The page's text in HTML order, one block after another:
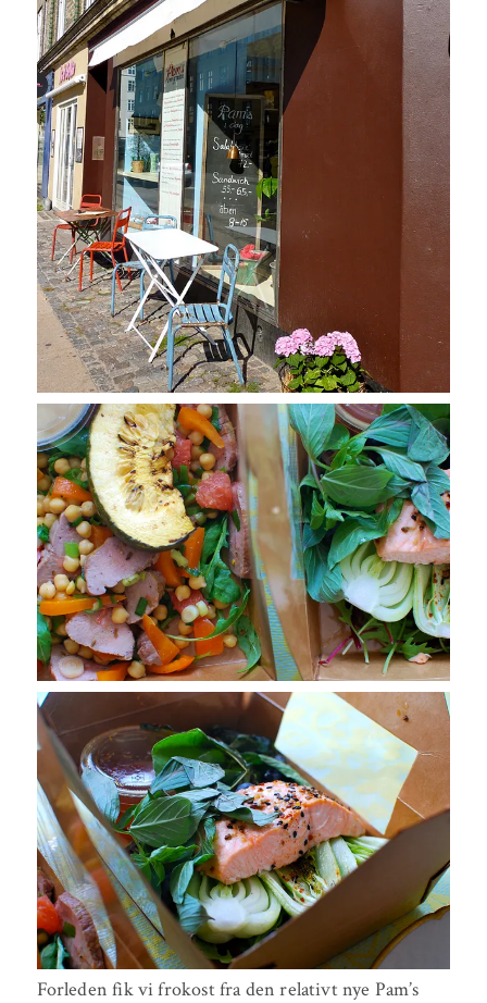
Forleden fik vi frokost fra den relativt nye Pam’s